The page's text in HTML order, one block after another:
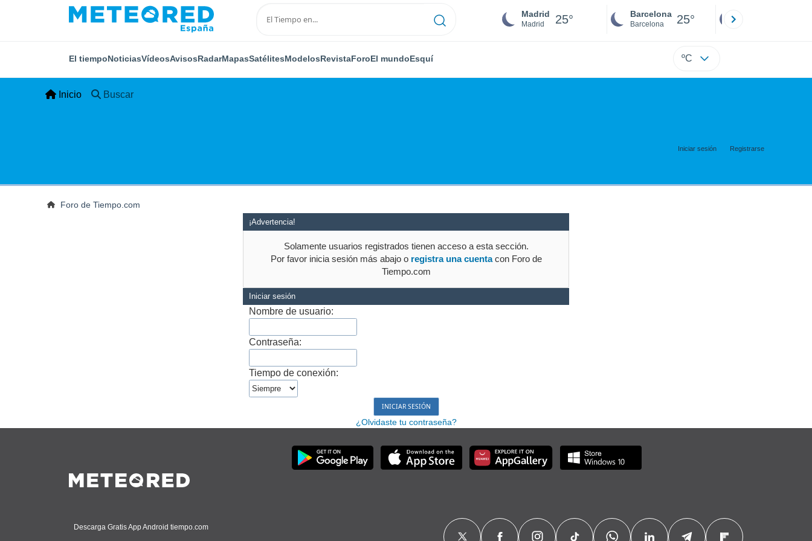
Madrid
Madrid 25° Barcelona
Barcelona 25°
El tiempoNoticiasVídeosAvisosRadarMapasSatélitesModelosRevistaForoEl mundoEsquí ºC
Inicio Buscar
Iniciar sesión Registrarse
Foro de Tiempo.com
¡Advertencia!
Solamente usuarios registrados tienen acceso a esta sección.
Por favor inicia sesión más abajo o registra una cuentacon Foro de
Tiempo.com
Iniciar sesión
Nombre de usuario:
Contraseña:
Tiempo de conexión:
¿Olvidaste tu contraseña?
Descarga Gratis App Android tiempo.com